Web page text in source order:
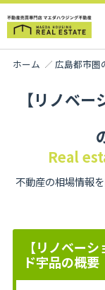
ホーム 広島都市圏
【リノベ
Real
不動産の相場情報
【リノベー
ド宇品の概要